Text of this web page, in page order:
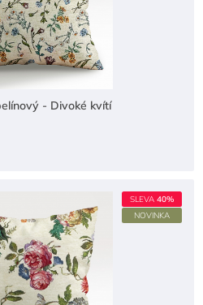
- Divoké kvítí
SLEVA 40%
NOVINKA